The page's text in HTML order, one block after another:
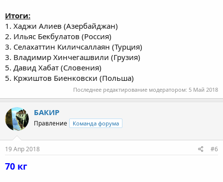
Итоги:
1. Хаджи Алиев (Азербайджан)
2. Ильяс Бекбулатов (Россия)
3. Селахаттин Киличсаллаян (Турция)
3. Владимир Хинчегашвили (Грузия)
5. Давид Хабат (Словения)
5. Кржиштов Биенковски (Польша)
Последнее редактирование модератором: 5 Май 2018
БАКИР
Правление Команда форума
19 Апр 2018 #6
70 кг